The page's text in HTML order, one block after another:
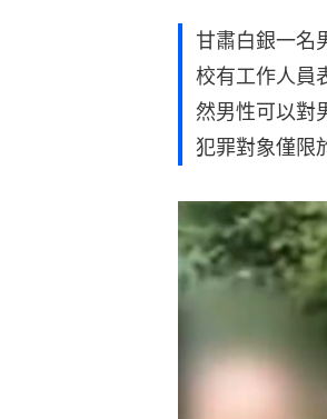
甘肅白銀一名
校有工作人員
然男性可以對
犯罪對象僅限